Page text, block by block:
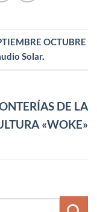
OCTUBRE
Solar.
DE LA
«WOKE»